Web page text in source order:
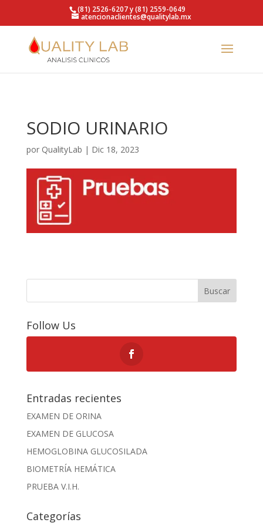
https://qualitylab.mx/(81) 2526-6207 y (81) 2559-0649
atencionaclientes@qualitylab.mx
SODIO URINARIO
por QualityLab | Dic 18, 2023
Buscar
Follow Us
Entradas recientes
EXAMEN DE ORINA
EXAMEN DE GLUCOSA
HEMOGLOBINA GLUCOSILADA
BIOMETRÍA HEMÁTICA
PRUEBA V.I.H.
Categorías